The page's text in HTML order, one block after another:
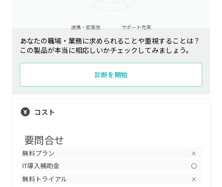
サポート充実
連携・拡張性
あなたの職場・業務に求められることや重視することは？
この製品が本当に相応しいかチェックしてみましょう。
診断を開始
コスト
要問合せ
無料プラン ×
IT導入補助金 〇
無料トライアル ×